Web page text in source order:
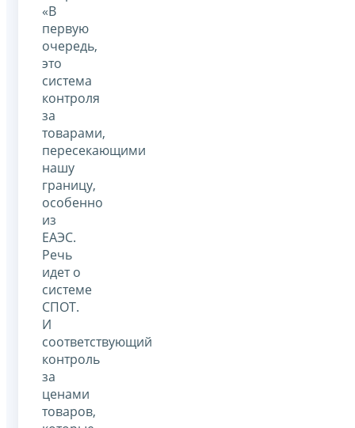
«В
первую
очередь,
это
система
контроля
за
товарами,
пересекающими
нашу
границу,
особенно
из
ЕАЭС.
Речь
идет о
системе
СПОТ.
И
соответствующий
контроль
за
ценами
товаров,